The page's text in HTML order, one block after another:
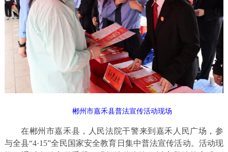
郴州市嘉禾县普法宣传活动现场
在郴州市嘉禾县，人民法院干警来到嘉禾人民广场，参
与全县“4·15”全民国家安全教育日集中普法宣传活动。活动现